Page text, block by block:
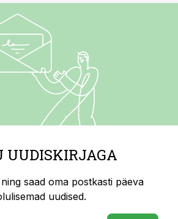
UUDISKIRJAGA
saad oma postkasti päeva
uudised.